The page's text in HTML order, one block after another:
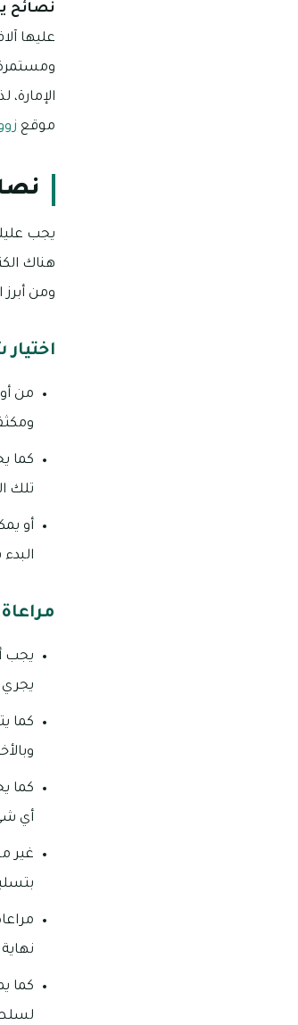
نصائح
عليها
موقع
يجب
هناك
ومن
من
كما
تلك
أو
يجب
يجري
كما
كما
أي
غير
كما